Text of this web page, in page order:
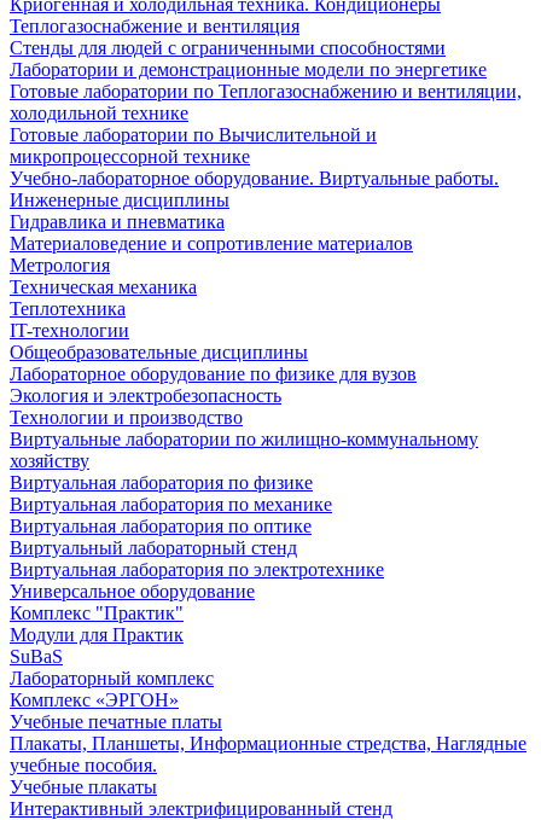
Криогенная и холодильная техника. Кондиционеры
Теплогазоснабжение и вентиляция
Стенды для людей с ограниченными способностями
Лаборатории и демонстрационные модели по энергетике
Готовые лаборатории по Теплогазоснабжению и вентиляции,
холодильной технике
Готовые лаборатории по Вычислительной и
микропроцессорной технике
Учебно-лабораторное оборудование. Виртуальные работы.
Инженерные дисциплины
Гидравлика и пневматика
Материаловедение и сопротивление материалов
Метрология
Техническая механика
Теплотехника
IT-технологии
Общеобразовательные дисциплины
Лабораторное оборудование по физике для вузов
Экология и электробезопасность
Технологии и производство
Виртуальные лаборатории по жилищно-коммунальному
хозяйству
Виртуальная лаборатория по физике
Виртуальная лаборатория по механике
Виртуальная лаборатория по оптике
Виртуальный лабораторный стенд
Виртуальная лаборатория по электротехнике
Универсальное оборудование
Комплекс "Практик"
Модули для Практик
SuBaS
Лабораторный комплекс
Комплекс «ЭРГОН»
Учебные печатные платы
Плакаты, Планшеты, Информационные стредства, Наглядные
учебные пособия.
Учебные плакаты
Интерактивный электрифицированный стенд